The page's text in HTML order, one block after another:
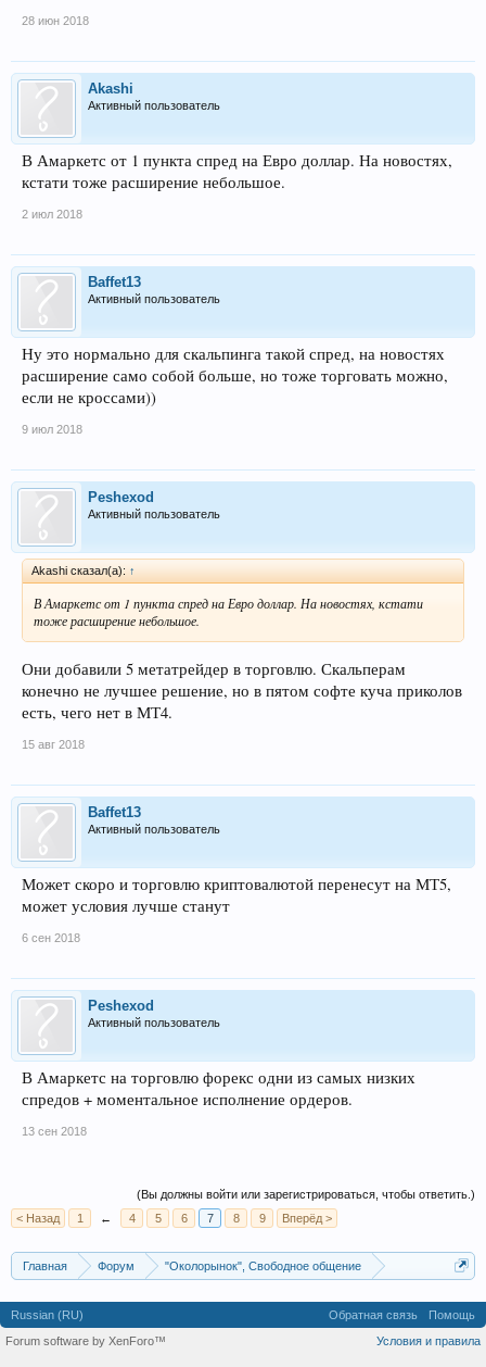
28 июн 2018
Akashi
Активный пользователь
В Амаркетс от 1 пункта спред на Евро доллар. На новостях,
кстати тоже расширение небольшое.
2 июл 2018
Baffet13
Активный пользователь
Ну это нормально для скальпинга такой спред, на новостях
расширение само собой больше, но тоже торговать можно,
если не кроссами))
9 июл 2018
Peshexod
Активный пользователь
Akashi сказал(а): ↑
В Амаркетс от 1 пункта спред на Евро доллар. На новостях, кстати
тоже расширение небольшое.
Они добавили 5 метатрейдер в торговлю. Скальперам
конечно не лучшее решение, но в пятом софте куча приколов
есть, чего нет в МТ4.
15 авг 2018
Baffet13
Активный пользователь
Может скоро и торговлю криптовалютой перенесут на МТ5,
может условия лучше станут
6 сен 2018
Peshexod
Активный пользователь
В Амаркетс на торговлю форекс одни из самых низких
спредов + моментальное исполнение ордеров.
13 сен 2018
(Вы должны войти или зарегистрироваться, чтобы ответить.)
< Назад
1 ← 4 5 6 7 8 9 Вперёд >
Главная Форум
"Околорынок", Свободное общение
Russian (RU)
Обратная связь
Помощь
Условия и правила
Forum software by XenForo™